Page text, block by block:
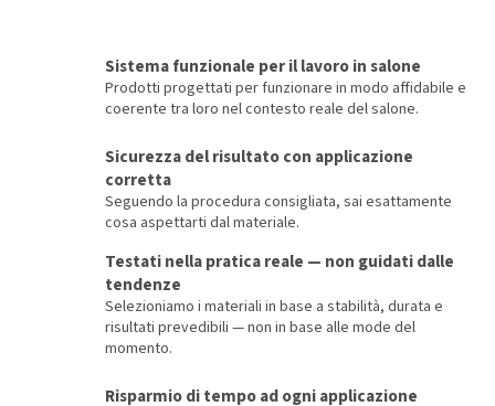
Sistema funzionale per il lavoro in salone
Prodotti progettati per funzionare in modo affidabile e
coerente tra loro nel contesto reale del salone.
Sicurezza del risultato con applicazione
corretta
Seguendo la procedura consigliata, sai esattamente
cosa aspettarti dal materiale.
Testati nella pratica reale — non guidati dalle
tendenze
Selezioniamo i materiali in base a stabilità, durata e
risultati prevedibili — non in base alle mode del
momento.
Risparmio di tempo ad ogni applicazione